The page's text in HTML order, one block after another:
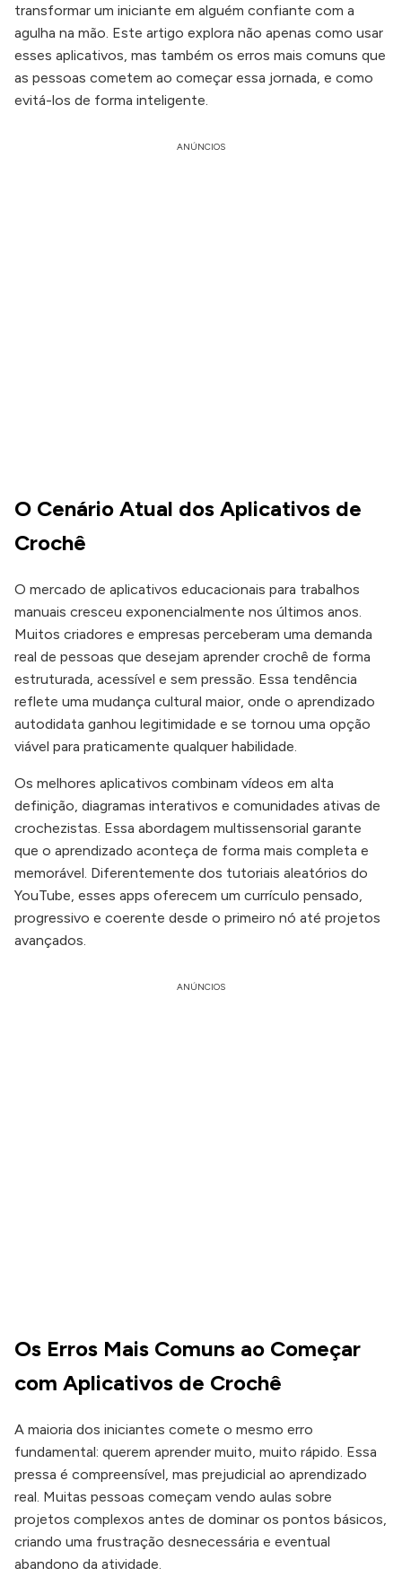
transformar um iniciante em alguém confiante com a
agulha na mão. Este artigo explora não apenas como usar
esses aplicativos, mas também os erros mais comuns que
as pessoas cometem ao começar essa jornada, e como
evitá-los de forma inteligente.
ANÚNCIOS
O Cenário Atual dos Aplicativos de
Crochê
O mercado de aplicativos educacionais para trabalhos
manuais cresceu exponencialmente nos últimos anos.
Muitos criadores e empresas perceberam uma demanda
real de pessoas que desejam aprender crochê de forma
estruturada, acessível e sem pressão. Essa tendência
reflete uma mudança cultural maior, onde o aprendizado
autodidata ganhou legitimidade e se tornou uma opção
viável para praticamente qualquer habilidade.
Os melhores aplicativos combinam vídeos em alta
definição, diagramas interativos e comunidades ativas de
crochezistas. Essa abordagem multissensorial garante
que o aprendizado aconteça de forma mais completa e
memorável. Diferentemente dos tutoriais aleatórios do
YouTube, esses apps oferecem um currículo pensado,
progressivo e coerente desde o primeiro nó até projetos
avançados.
ANÚNCIOS
Os Erros Mais Comuns ao Começar
com Aplicativos de Crochê
A maioria dos iniciantes comete o mesmo erro
fundamental: querem aprender muito, muito rápido. Essa
pressa é compreensível, mas prejudicial ao aprendizado
real. Muitas pessoas começam vendo aulas sobre
projetos complexos antes de dominar os pontos básicos,
criando uma frustração desnecessária e eventual
abandono da atividade.